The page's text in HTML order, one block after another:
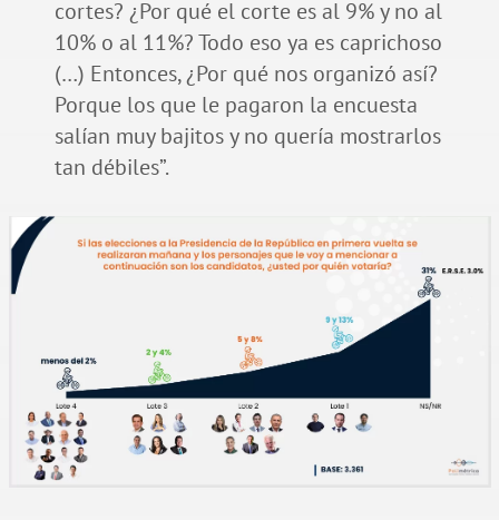
cortes? ¿Por qué el corte es al 9% y no al
10% o al 11%? Todo eso ya es caprichoso
(…) Entonces, ¿Por qué nos organizó así?
Porque los que le pagaron la encuesta
salían muy bajitos y no quería mostrarlos
tan débiles”.